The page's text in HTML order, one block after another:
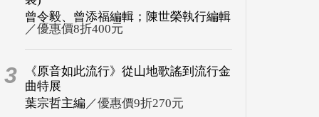
曾令毅、曾添福編輯；陳世榮執行編輯
／優惠價8折400元
3
《原音如此流行》從山地歌謠到流行金
曲特展
葉宗哲主編 ／優惠價9折270元